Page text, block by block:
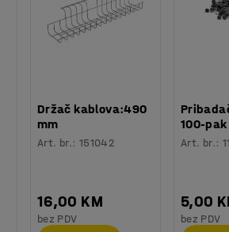
Držač kablova:490
mm
Art. br.: 151042
16,00 KM
bez PDV
100-pak
Art. br.:
5,00
bez PDV